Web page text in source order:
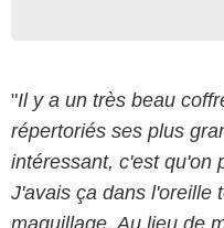
"Il y a un très beau
répertoriés ses plus
intéressant, c'est qu'on
J'avais ça dans l'oreille
maquillage. Au lieu de